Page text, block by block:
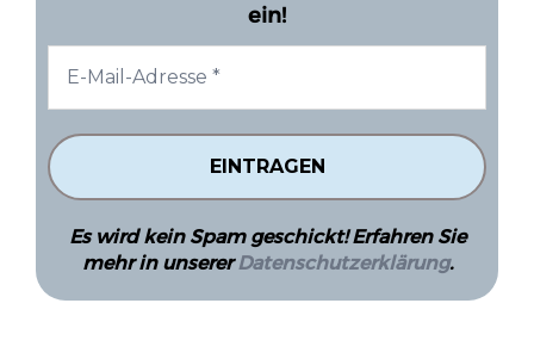
ein!
Es wird kein Spam geschickt! Erfahren Sie
mehr in unsererDatenschutzerklärung.